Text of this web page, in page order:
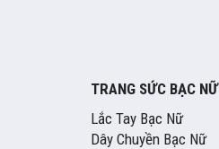
TRANG SỨC BẠC NỮ
Lắc Tay Bạc Nữ
Dây Chuyền Bạc Nữ